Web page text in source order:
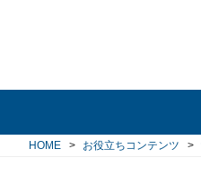
HOME お役立ちコンテンツ